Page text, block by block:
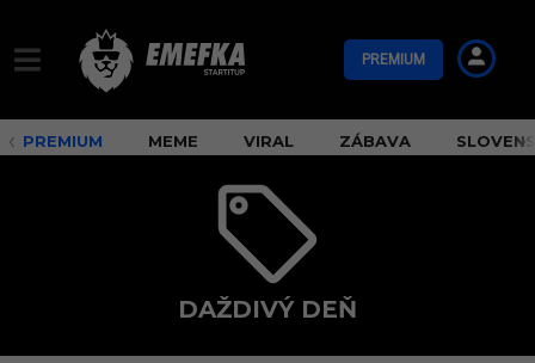
PREMIUM
PREMIUM MEME VIRAL ZÁBAVA
DAŽDIVÝ DEŇ